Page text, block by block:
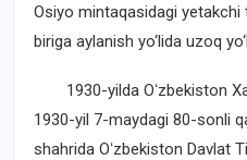
Osiyo mintaqasidagi yetakchi
biriga aylanish yo‘lida uzoq
1930-yilda Oʻzbekiston
1930-yil 7-maydagi 80-sonli
shahrida Oʻzbekiston Davlat